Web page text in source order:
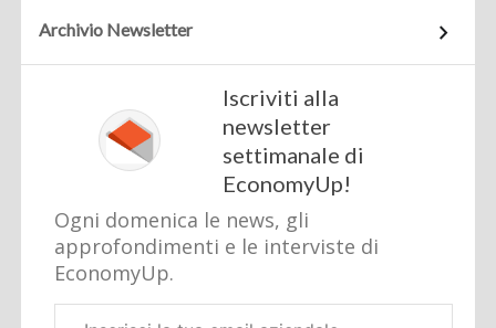
Archivio Newsletter
Iscriviti alla
newsletter
settimanale di
EconomyUp!
Ogni domenica le news, gli
approfondimenti e le interviste di
EconomyUp.